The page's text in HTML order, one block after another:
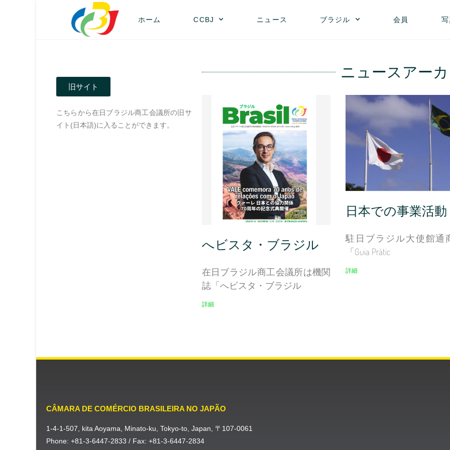
ホーム CCBJ ニュース ブラジル 会員
旧サイト
こちらから在日ブラジル商工会議所の旧サ
イト(日本語)に入ることができます。
ニュースアー
へビスタ・ブラジル
在日ブラジル商工会議所は機関
誌「へビスタ・ブラジル
詳細
日本での事業活動
駐日ブラジル大使館通
「Guia Prátic
詳細
CÂMARA DE COMÉRCIO BRASILEIRA NO JAPÃO
1-4-1-507, kita Aoyama, Minato-ku, Tokyo-to, Japan, 〒107-0061
Phone: +81-3-6447-2833 / Fax: +81-3-6447-2834